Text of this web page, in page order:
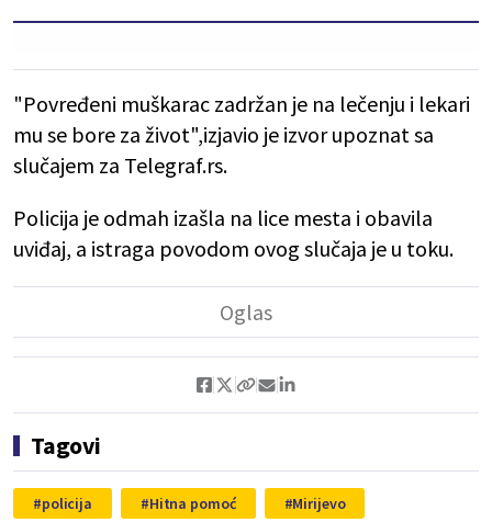
"Povređeni muškarac zadržan je na lečenju i lekari
mu se bore za život",izjavio je izvor upoznat sa
slučajem za Telegraf.rs.
Policija je odmah izašla na lice mesta i obavila
uviđaj, a istraga povodom ovog slučaja je u toku.
Tagovi
policija Hitna pomoć Mirijevo